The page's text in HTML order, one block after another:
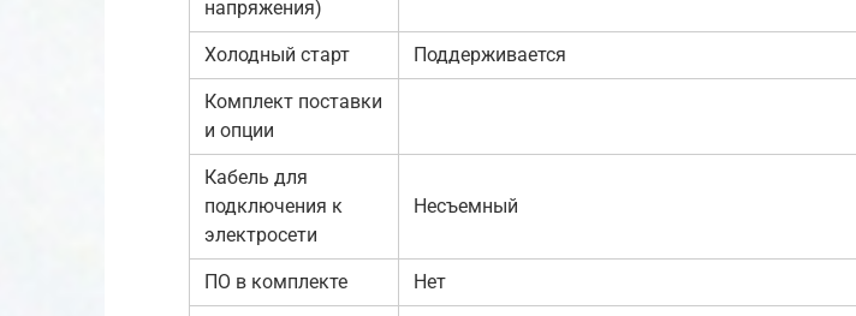
напряжения)
Холодный старт Поддерживается
Комплект поставки
и опции
Кабель для
подключения к
электросети
Несъемный
ПО в комплекте Нет